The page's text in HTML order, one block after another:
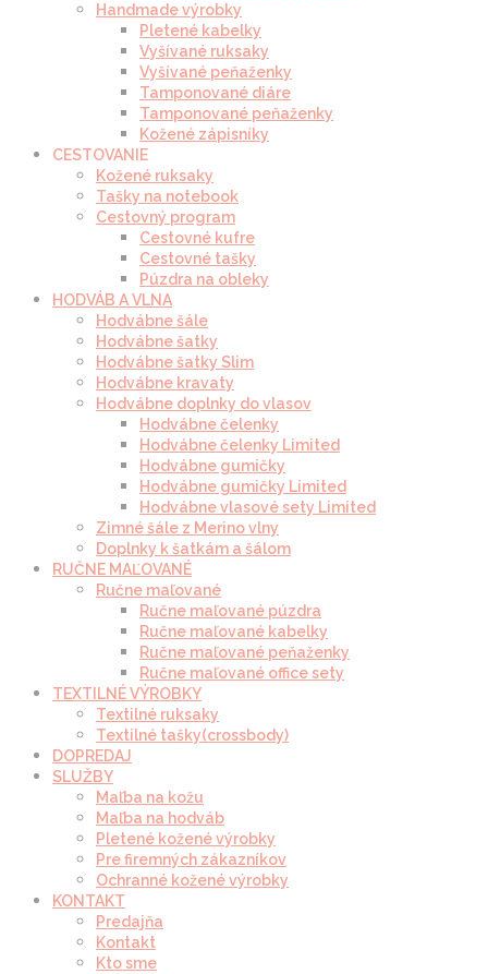
Handmade výrobky
Pletené kabelky
Vyšívané ruksaky
Vyšívané peňaženky
Tamponované diáre
Tamponované peňaženky
Kožené zápisníky
CESTOVANIE
Kožené ruksaky
Tašky na notebook
Cestovný program
Cestovné kufre
Cestovné tašky
Púzdra na obleky
HODVÁB A VLNA
Hodvábne šále
Hodvábne šatky
Hodvábne šatky Slim
Hodvábne kravaty
Hodvábne doplnky do vlasov
Hodvábne čelenky
Hodvábne čelenky Limited
Hodvábne gumičky
Hodvábne gumičky Limited
Hodvábne vlasové sety Limited
Zimné šále z Merino vlny
Doplnky k šatkám a šálom
RUČNE MAĽOVANÉ
Ručne maľované
Ručne maľované púzdra
Ručne maľované kabelky
Ručne maľované peňaženky
Ručne maľované office sety
TEXTILNÉ VÝROBKY
Textilné ruksaky
Textilné tašky(crossbody)
DOPREDAJ
SLUŽBY
Maľba na kožu
Maľba na hodváb
Pletené kožené výrobky
Pre firemných zákazníkov
Ochranné kožené výrobky
KONTAKT
Predajňa
Kontakt
Kto sme